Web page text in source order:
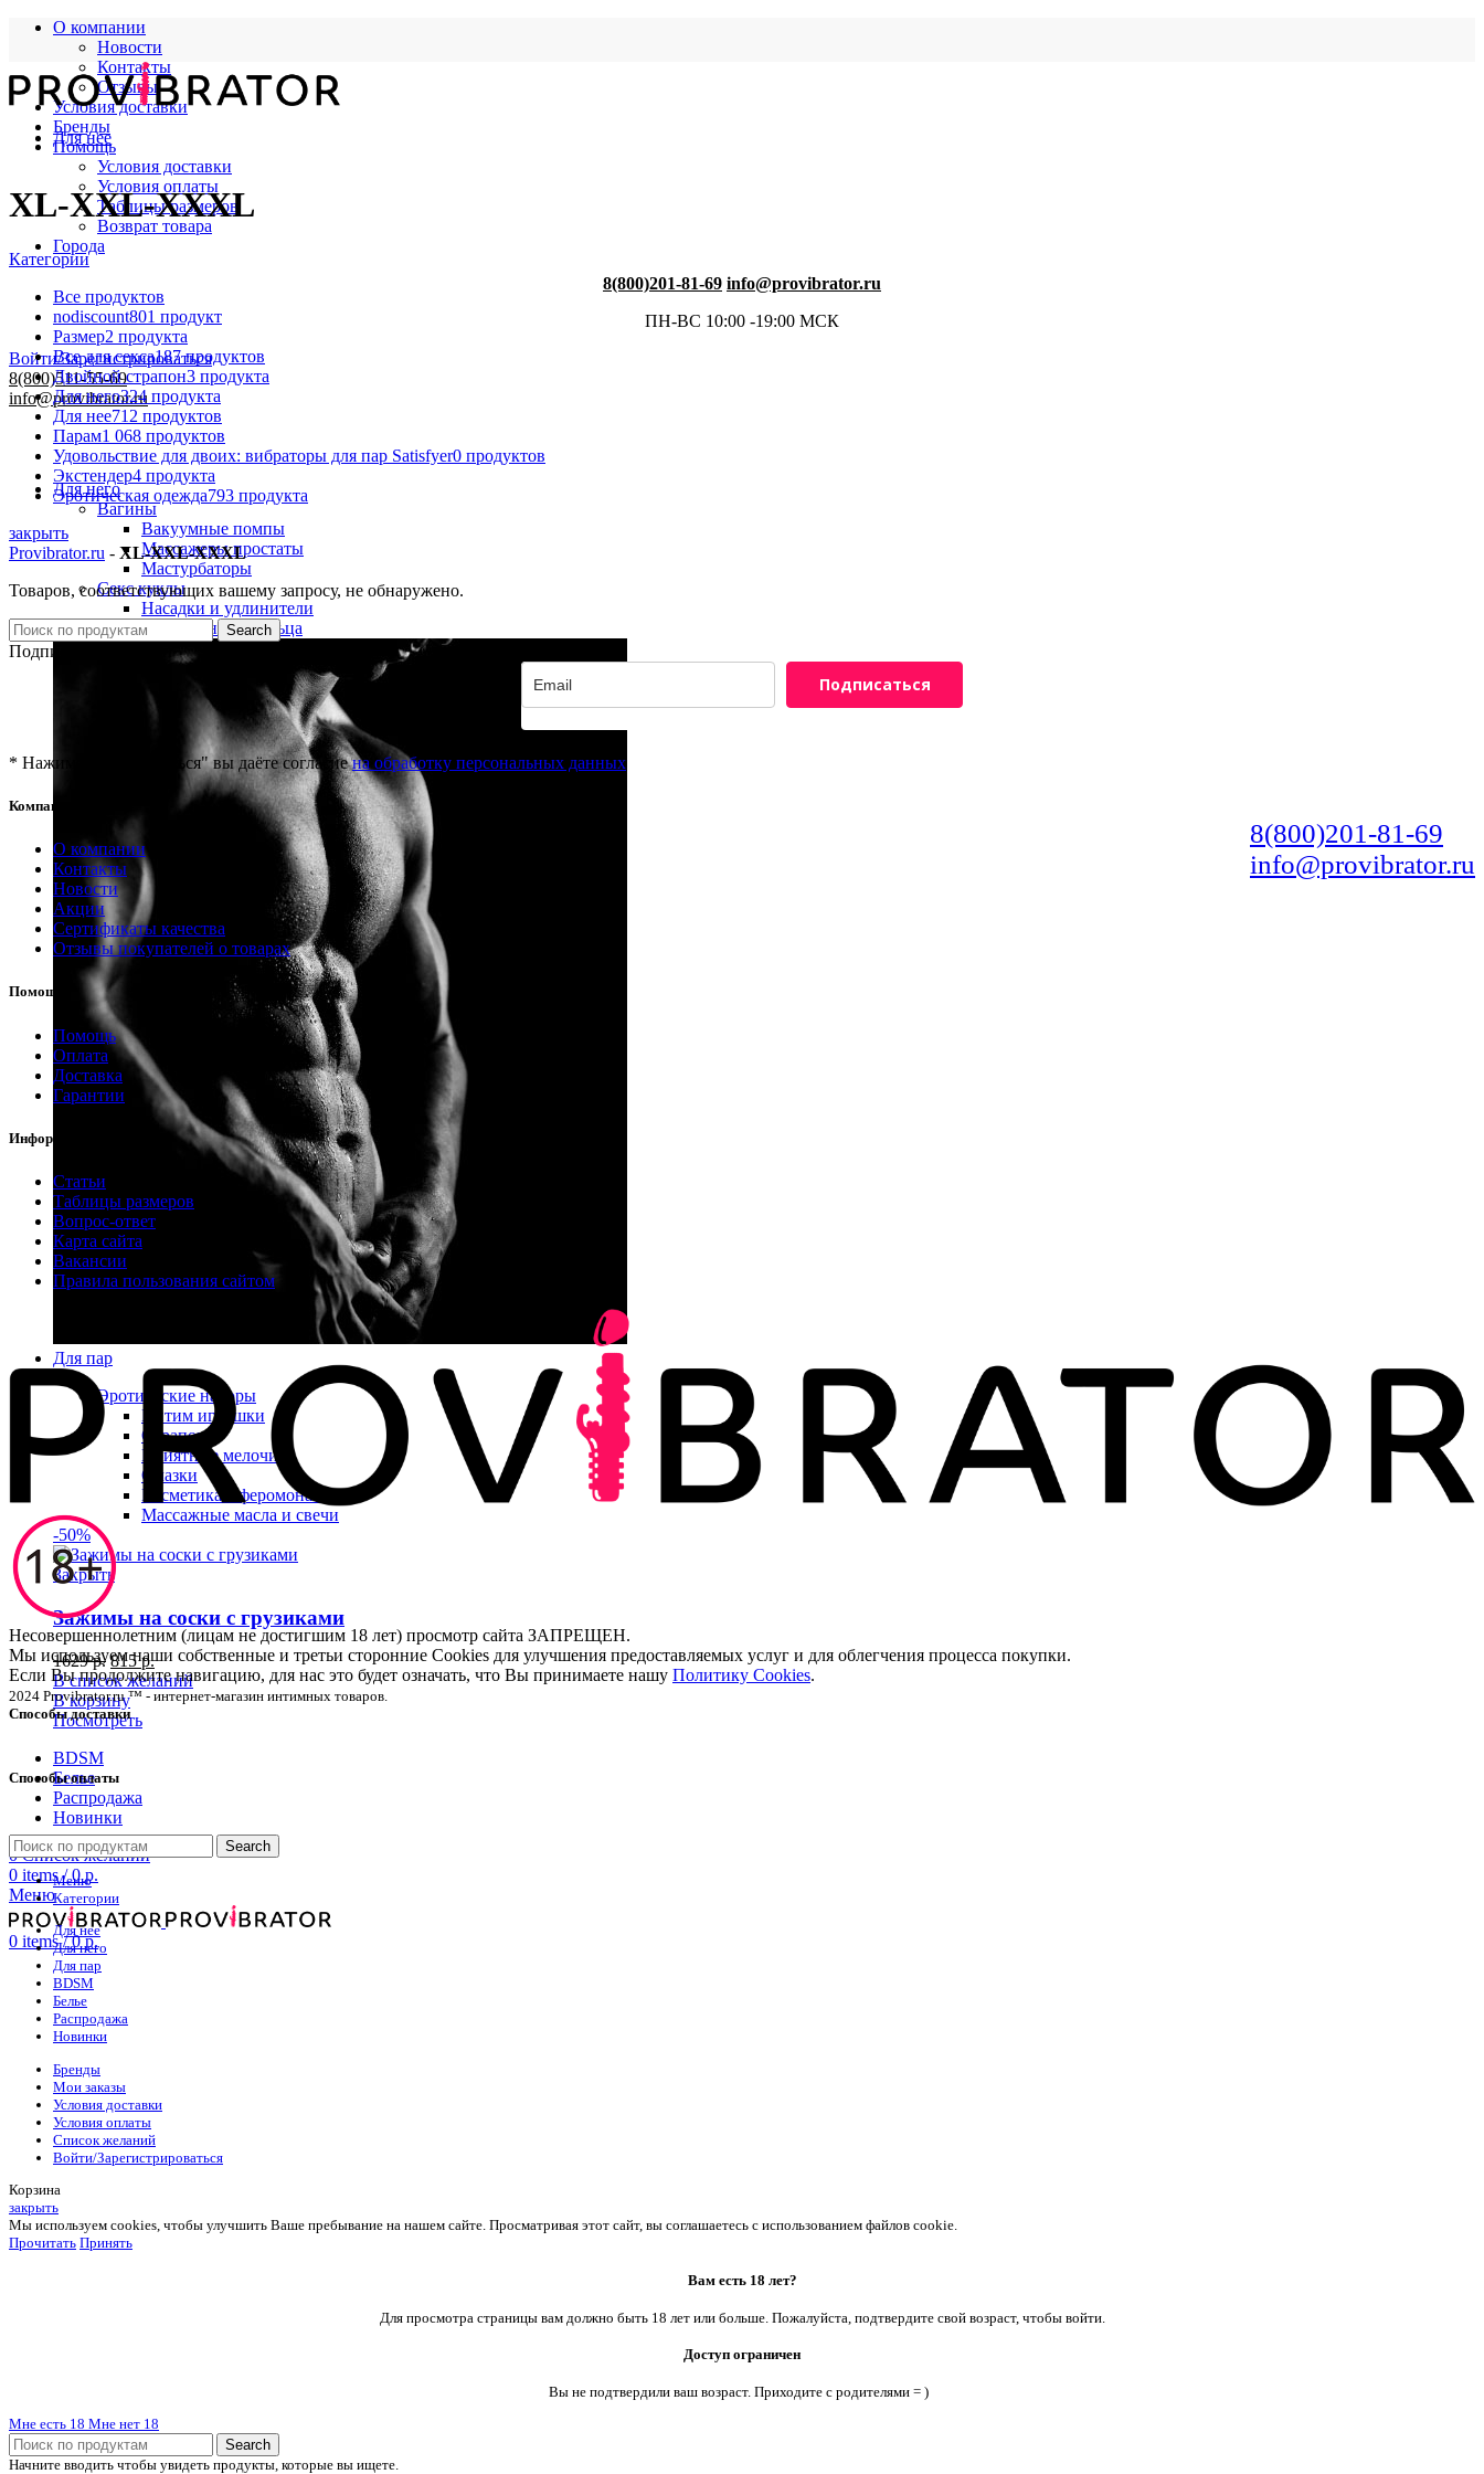
О компании
Новости
Контакты
Отзывы
Условия доставки
Бренды
Помощь
Условия доставки
Условия оплаты
Таблицы размеров
Возврат товара
Города
8(800)201-81-69 info@provibrator.ru
ПН-ВС 10:00 -19:00 МСК
Войти/Зарегистрироваться
8(800)511-55-69
info@provibrator.ru
Для нее
Для него
Вагины
Вакуумные помпы
Массажеры простаты
Мастурбаторы
Секс куклы
Насадки и удлинители
Эрекционные кольца
Для пар
Эротические наборы
Интим игрушки
Страпоны
Приятные мелочи
Смазки
Косметика с феромонами
Массажные масла и свечи
-50%
Закрыть
Зажимы на соски с грузиками
1629р. 815р.
В список желаний
В корзину
Посмотреть
BDSM
Белье
Распродажа
Новинки
0Список желаний
0 items / 0р.
Меню
0 items / 0р.
XL-XXL-XXXL
Категории
Все продуктов
nodiscount801 продукт
Размер2 продукта
Все для секса187 продуктов
Двойной страпон3 продукта
Для него324 продукта
Для нее712 продуктов
Парам1 068 продуктов
Удовольствие для двоих: вибраторы для пар Satisfyer0 продуктов
Экстендер4 продукта
Эротическая одежда793 продукта
закрыть
Provibrator.ru - XL-XXL-XXXL
Товаров, соответствующих вашему запросу, не обнаружено.
Search
Подписка на новости
Подписаться
* Нажимая "Подписаться" вы даёте согласиена обработку персональных данных
8(800)201-81-69
info@provibrator.ru
Компания
О компании
Контакты
Новости
Акции
Сертификаты качества
Отзывы покупателей о товарах
Помощь
Помощь
Оплата
Доставка
Гарантии
Информация
Статьи
Таблицы размеров
Вопрос-ответ
Карта сайта
Вакансии
Правила пользования сайтом
Несовершеннолетним (лицам не достигшим 18 лет) просмотр сайта ЗАПРЕЩЕН.
Мы используем наши собственные и третьи сторонние Cookies для улучшения предоставляемых услуг и для облегчения процесса покупки.
Если Вы продолжите навигацию, для нас это будет означать, что Вы принимаете нашу Политику Cookies.
2024 Provibrator.ru ™ - интернет-магазин интимных товаров.
Способы доставки
Способы оплаты
Search
Меню
Категории
Для нее
Для него
Для пар
BDSM
Белье
Распродажа
Новинки
Бренды
Мои заказы
Условия доставки
Условия оплаты
Список желаний
Войти/Зарегистрироваться
Корзина
закрыть
Мы используем cookies, чтобы улучшить Ваше пребывание на нашем сайте. Просматривая этот сайт, вы соглашаетесь с использованием файлов cookie.
Прочитать Принять
Вам есть 18 лет?
Для просмотра страницы вам должно быть 18 лет или больше. Пожалуйста, подтвердите свой возраст, чтобы войти.
Доступ ограничен
Вы не подтвердили ваш возраст. Приходите с родителями = )
Мне есть 18 Мне нет 18
Search
Начните вводить чтобы увидеть продукты, которые вы ищете.